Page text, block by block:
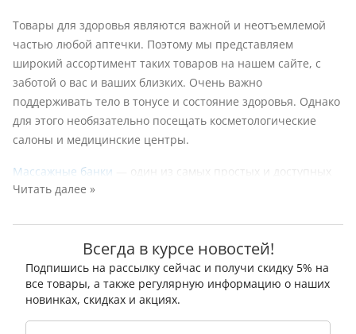
Товары для здоровья являются важной и неотъемлемой
частью любой аптечки. Поэтому мы представляем
широкий ассортимент таких товаров на нашем сайте, с
заботой о вас и ваших близких. Очень важно
поддерживать тело в тонусе и состояние здоровья. Однако
для этого необязательно посещать косметологические
салоны и медицинские центры.
Массажные банки — один из самых простых и доступных
способов домашнего массажа. Благодаря разнице
активизируя соответствующие функции организма. После
вакуумного массажа с помощью банок повышается тонус
кожи, кожа становится более упругой и эластичной.
Массажные банки помогают бороться с целлюлитом и
растяжками на коже. При регулярном массаже результат
не заставит себя долго ждать. Массажные банки и другие
Читать далее »
Всегда в курсе новостей!
Подпишись на рассылку сейчас и получи скидку 5% на
все товары, а также регулярную информацию о наших
новинках, скидках и акциях.